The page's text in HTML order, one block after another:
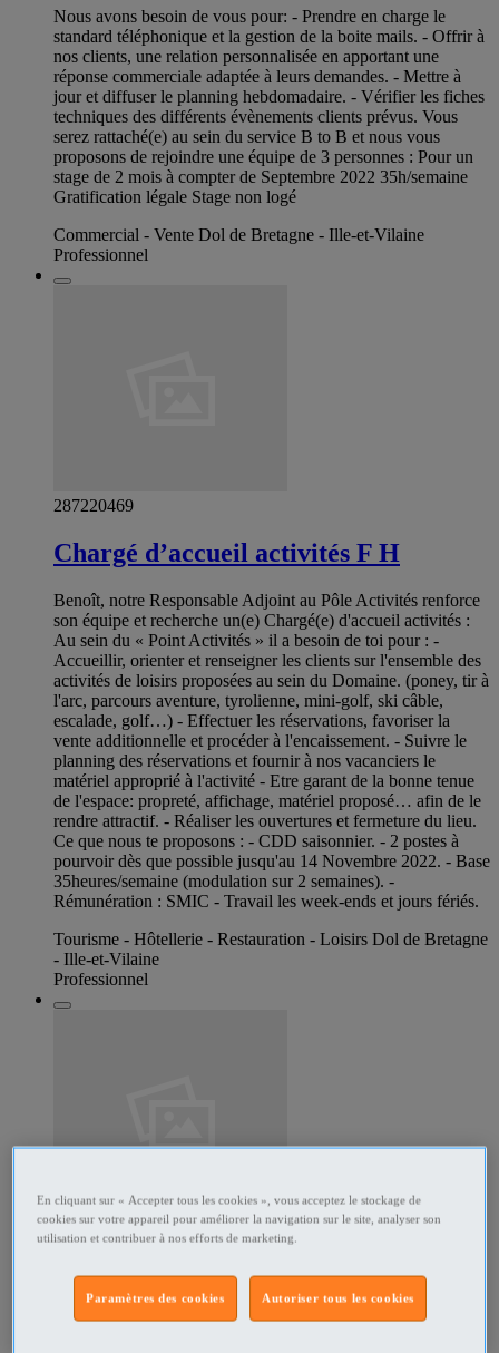
Nous avons besoin de vous pour: - Prendre en charge le
standard téléphonique et la gestion de la boite mails. - Offrir à
nos clients, une relation personnalisée en apportant une
réponse commerciale adaptée à leurs demandes. - Mettre à
jour et diffuser le planning hebdomadaire. - Vérifier les fiches
techniques des différents évènements clients prévus. Vous
serez rattaché(e) au sein du service B to B et nous vous
proposons de rejoindre une équipe de 3 personnes : Pour un
stage de 2 mois à compter de Septembre 2022 35h/semaine
Gratification légale Stage non logé
Commercial - Vente Dol de Bretagne - Ille-et-Vilaine
Professionnel
287220469
Chargé d’accueil activités F H
Benoît, notre Responsable Adjoint au Pôle Activités renforce
son équipe et recherche un(e) Chargé(e) d'accueil activités :
Au sein du « Point Activités » il a besoin de toi pour : -
Accueillir, orienter et renseigner les clients sur l'ensemble des
activités de loisirs proposées au sein du Domaine. (poney, tir à
l'arc, parcours aventure, tyrolienne, mini-golf, ski câble,
escalade, golf…) - Effectuer les réservations, favoriser la
vente additionnelle et procéder à l'encaissement. - Suivre le
planning des réservations et fournir à nos vacanciers le
matériel approprié à l'activité - Etre garant de la bonne tenue
de l'espace: propreté, affichage, matériel proposé… afin de le
rendre attractif. - Réaliser les ouvertures et fermeture du lieu.
Ce que nous te proposons : - CDD saisonnier. - 2 postes à
pourvoir dès que possible jusqu'au 14 Novembre 2022. - Base
35heures/semaine (modulation sur 2 semaines). -
Rémunération : SMIC - Travail les week-ends et jours fériés.
Tourisme - Hôtellerie - Restauration - Loisirs Dol de Bretagne
- Ille-et-Vilaine
Professionnel
287220141
Animateur Clubs Enfants F H
Alexandre, notre Responsable animation, a besoin de toi pour
En cliquant sur « Accepter tous les cookies », vous acceptez le stockage de
cookies sur votre appareil pour améliorer la navigation sur le site, analyser son
utilisation et contribuer à nos efforts de marketing.
Autoriser tous les cookies
Paramètres des cookies